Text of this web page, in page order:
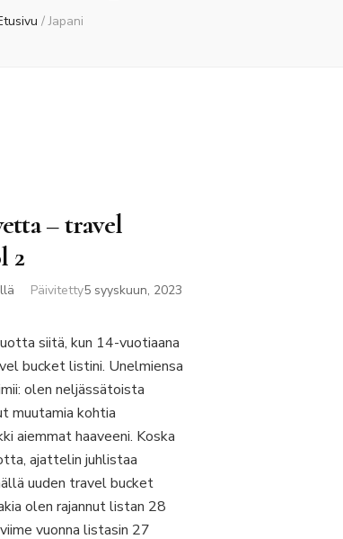
/ Japani
– travel
2
Päivitetty5 syyskuun, 2023
siitä, kun 14-vuotiaana
bucket listini. Unelmiensa
olen neljässätoista
muutamia kohtia
aiemmat haaveeni. Koska
ajattelin juhlistaa
uuden travel bucket
olen rajannut listan 28
vuonna listasin 27